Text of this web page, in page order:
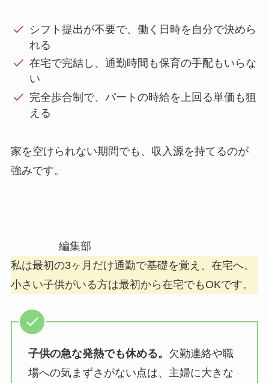
シフト提出が不要で、働く日時を自分で決めら
れる
在宅で完結し、通勤時間も保育の手配もいらな
い
完全歩合制で、パートの時給を上回る単価も狙
える
家を空けられない期間でも、収入源を持てるのが
強みです。
編集部
私は最初の3ヶ月だけ通勤で基礎を覚え、在宅へ。
小さい子供がいる方は最初から在宅でもOKです。
子供の急な発熱でも休める。 欠勤連絡や職
場への気まずさがない点は、主婦に大きな